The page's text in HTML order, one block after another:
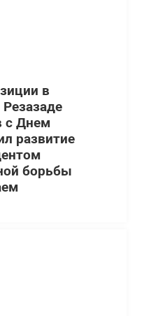
в
с Днем
развитие
борьбы